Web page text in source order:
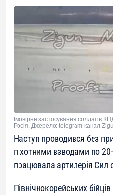
Імовірне застосування солдатів
Росія. Джерело: telegram-канал
Наступ проводився без
піхотними взводами по
працювала артилерія Сил
Північнокорейських